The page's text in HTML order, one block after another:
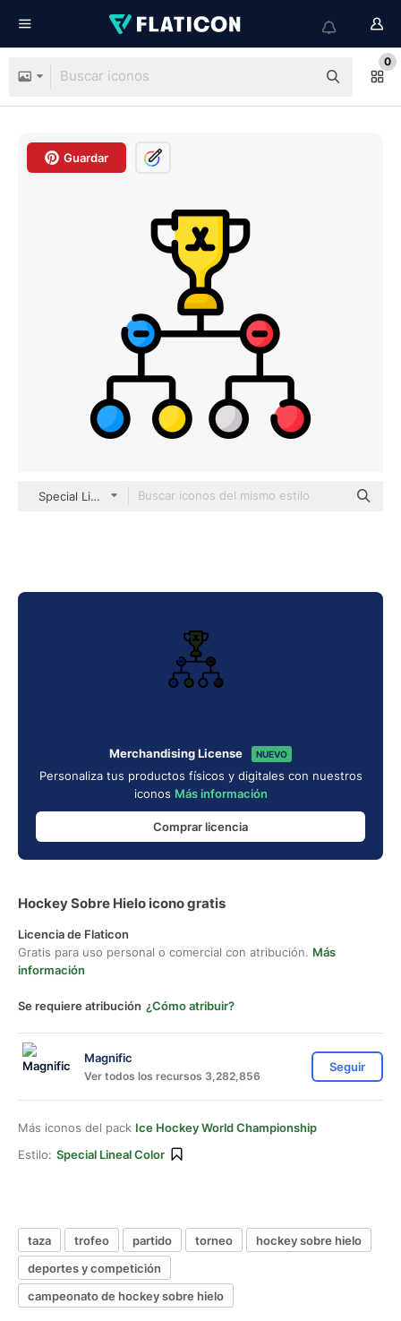
0
Guardar
Special Lineal color
Merchandising License NUEVO
Personaliza tus productos físicos y digitales con nuestros
iconos Más información
Comprar licencia
Hockey Sobre Hielo icono gratis
Licencia de Flaticon
Gratis para uso personal o comercial con atribución. Más
información
Se requiere atribución ¿Cómo atribuir?
Magnific
Ver todos los recursos 3,282,856
Seguir
Más iconos del pack Ice Hockey World Championship
Estilo: Special Lineal Color
taza trofeo partido torneo
hockey sobre hielo
deportes y competición
campeonato de hockey sobre hielo